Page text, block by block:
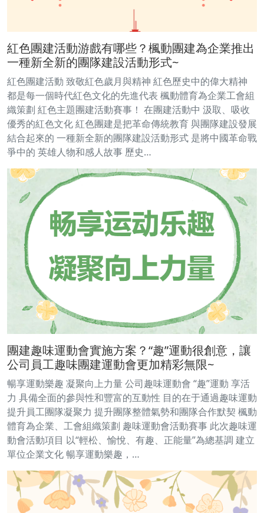
紅色團建活動游戲有哪些？楓動團建為企業推出
一種新全新的團隊建設活動形式~
紅色團建活動 致敬紅色歲月與精神 紅色歷史中的偉大精神
都是每一個時代紅色文化的先進代表 楓動體育為企業工會組
織策劃 紅色主題團建活動賽事！ 在團建活動中 汲取、吸收
優秀的紅色文化 紅色團建是把革命傳統教育 與團隊建設發展
結合起來的 一種新全新的團隊建設活動形式 是將中國革命戰
爭中的 英雄人物和感人故事 歷史…
團建趣味運動會實施方案？“趣”運動很創意，讓
公司員工趣味團建運動會更加精彩無限~
暢享運動樂趣 凝聚向上力量 公司趣味運動會 “趣”運動 享活
力 具備全面的參與性和豐富的互動性 目的在于通過趣味運動
提升員工團隊凝聚力 提升團隊整體氣勢和團隊合作默契 楓動
體育為企業、工會組織策劃 趣味運動會活動賽事 此次趣味運
動會活動項目 以“輕松、愉悅、有趣、正能量”為總基調 建立
單位企業文化 暢享運動樂趣，…